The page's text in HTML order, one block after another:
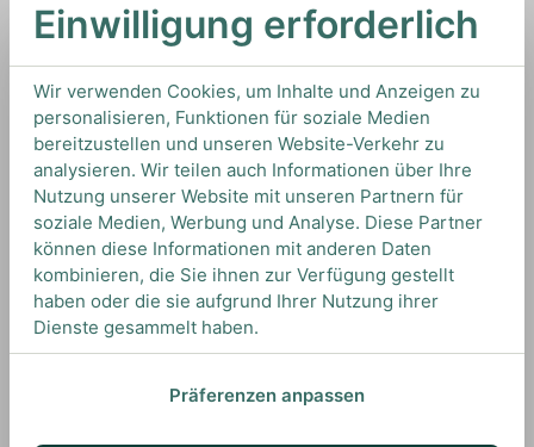
Fruchtliköre vonMerlet ausFrankreich
TIPS & TRICKS
HOW TO DRINK
Wir empfehlen diese Creme de Framboise als
Dessert mit Vanilleeis oder als sommerliche
Spritz Variation mit 3cl Merlet Creme de
Framboise, 5cl Soda, 15cl Sekt/Prosecco und
einigen frischen Beeren als Garnitur.
Einwilligung erforderlich
Wir verwenden Cookies, um Inhalte und Anzeigen zu
personalisieren, Funktionen für soziale Medien
bereitzustellen und unseren Website-Verkehr zu
analysieren. Wir teilen auch Informationen über Ihre
Nutzung unserer Website mit unseren Partnern für
soziale Medien, Werbung und Analyse. Diese Partner
können diese Informationen mit anderen Daten
kombinieren, die Sie ihnen zur Verfügung gestellt
haben oder die sie aufgrund Ihrer Nutzung ihrer
Dienste gesammelt haben.
Präferenzen anpassen